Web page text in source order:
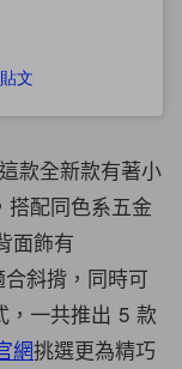
文
這款全新款有著小
搭配同色系五金
面飾有
斜揹，同時可
，一共推出 5 款
網挑選更為精巧